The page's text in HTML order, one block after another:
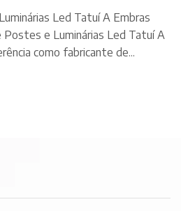
Led Tatuí A Embras
Postes e Luminárias Led Tatuí A
como fabricante de...